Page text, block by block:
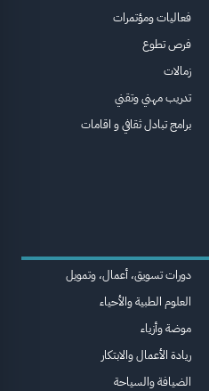
فعاليات ومؤتمرات
فرص تطوع
زمالات
تدريب مهني وتقني
برامج تبادل ثقافي و اقامات
دورات تسويق، أعمال، وتمويل
العلوم الطبية والأحياء
موضة وأزياء
ريادة الأعمال والابتكار
الضيافة والسياحة